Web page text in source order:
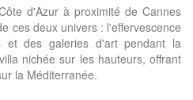
d'Azur à proximité de Cannes
ces deux univers : l'effervescence
et des galeries d'art pendant la
nichée sur les hauteurs, offrant
la Méditerranée.